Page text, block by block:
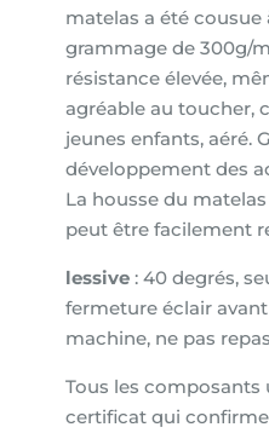
matelas a été
grammage de 300g/
résistance élevée,
agréable au toucher,
jeunes enfants, aéré.
développement des
La housse du
peut être facilement
lessive : 40 degrés,
fermeture éclair
machine, ne pas
Tous les
certificat qui